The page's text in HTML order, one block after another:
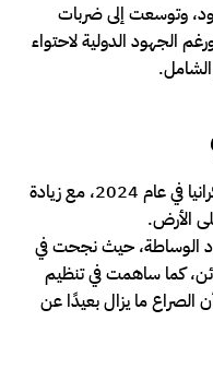
وتوسعت إلى ضربات
الجهود الدولية لاحتواء
الشامل.
استمر التصعيد العسكري بين روسيا وأوكرانيا في عام 2024، مع زيادة
الأرض.
الوساطة، حيث نجحت في
كما ساهمت في تنظيم
الصراع ما يزال بعيدًا عن